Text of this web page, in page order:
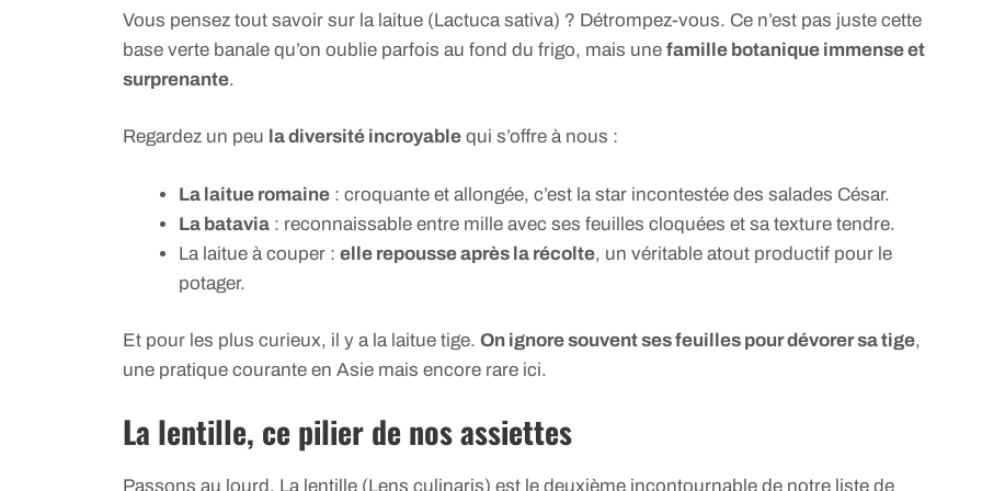
Vous pensez tout savoir sur la laitue (Lactuca sativa) ? Détrompez-vous. Ce n’est pas juste cette
base verte banale qu’on oublie parfois au fond du frigo, mais une famille botanique immense et
surprenante.
Regardez un peu la diversité incroyable qui s’offre à nous :
La laitue romaine : croquante et allongée, c’est la star incontestée des salades César.
La batavia : reconnaissable entre mille avec ses feuilles cloquées et sa texture tendre.
La laitue à couper : elle repousse après la récolte, un véritable atout productif pour le
potager.
Et pour les plus curieux, il y a la laitue tige. On ignore souvent ses feuilles pour dévorer sa tige,
une pratique courante en Asie mais encore rare ici.
La lentille, ce pilier de nos assiettes
Passons au lourd. La lentille (Lens culinaris) est le deuxième incontournable de notre liste de